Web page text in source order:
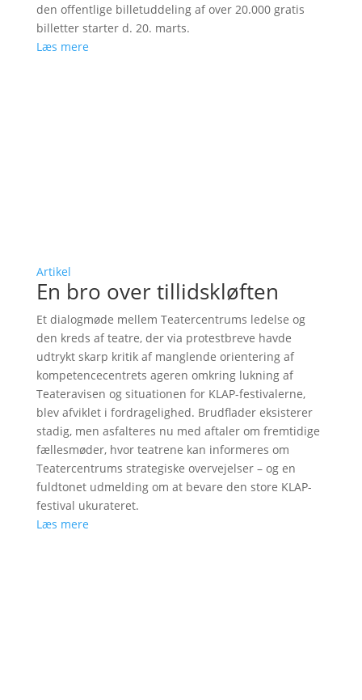
den offentlige billetuddeling af over 20.000 gratis
billetter starter d. 20. marts.
Læs mere
Artikel
En bro over tillidskløften
Et dialogmøde mellem Teatercentrums ledelse og
den kreds af teatre, der via protestbreve havde
udtrykt skarp kritik af manglende orientering af
kompetencecentrets ageren omkring lukning af
Teateravisen og situationen for KLAP-festivalerne,
blev afviklet i fordragelighed. Brudflader eksisterer
stadig, men asfalteres nu med aftaler om fremtidige
fællesmøder, hvor teatrene kan informeres om
Teatercentrums strategiske overvejelser – og en
fuldtonet udmelding om at bevare den store KLAP-
festival ukurateret.
Læs mere